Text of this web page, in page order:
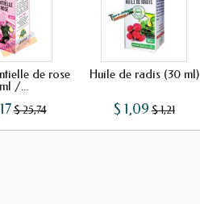
de rose
/...
$ 25,74
Huile de radis (30 ml)
$ 1,09 $ 1,21